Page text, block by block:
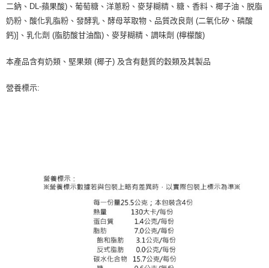
二鈉、DL-蘋果酸)、葡萄糖、洋蔥粉、麥芽糊精、糖、香料、椰子油、脱脂
奶粉、酸化乳脂粉、發酵乳、酵母萃取物、品質改良劑 (二氧化矽、磷酸
鈣)]、乳化劑 (脂肪酸甘油酯)、麥芽糊精、調味劑 (檸檬酸)
本產品含有奶類、堅果類 (椰子) 及含有麩質的穀類及其製品
營養標示: